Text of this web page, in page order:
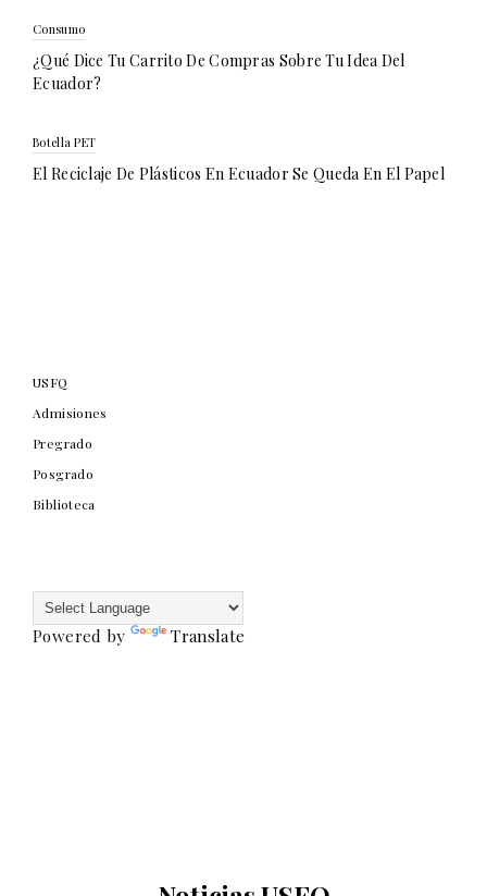
Consumo
¿Qué Dice Tu Carrito De Compras Sobre Tu Idea Del
Ecuador?
Botella PET
El Reciclaje De Plásticos En Ecuador Se Queda En El Papel
USFQ
Admisiones
Pregrado
Posgrado
Biblioteca
Powered by Translate